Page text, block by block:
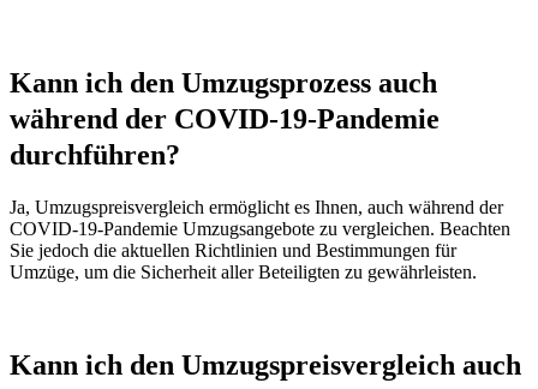
Kann ich den Umzugsprozess auch
während der COVID-19-Pandemie
durchführen?
Ja, Umzugspreisvergleich ermöglicht es Ihnen, auch während der
COVID-19-Pandemie Umzugsangebote zu vergleichen. Beachten
Sie jedoch die aktuellen Richtlinien und Bestimmungen für
Umzüge, um die Sicherheit aller Beteiligten zu gewährleisten.
Kann ich den Umzugspreisvergleich auch